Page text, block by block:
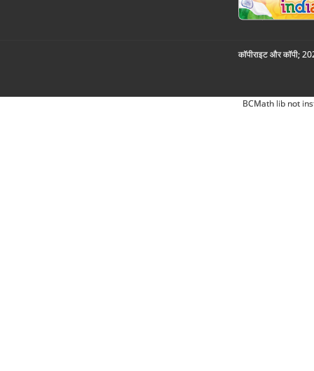
कॉपीराइट और कॉपी;
BCMath lib not